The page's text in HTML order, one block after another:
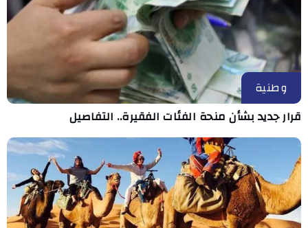
وطنية
قرار جديد بشأن منحة الفئات الفقيرة.. التفاصيل